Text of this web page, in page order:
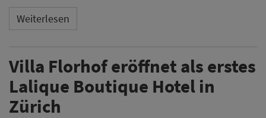
Weiterlesen
Villa Florhof eröffnet als erstes
Lalique Boutique Hotel in
Zürich